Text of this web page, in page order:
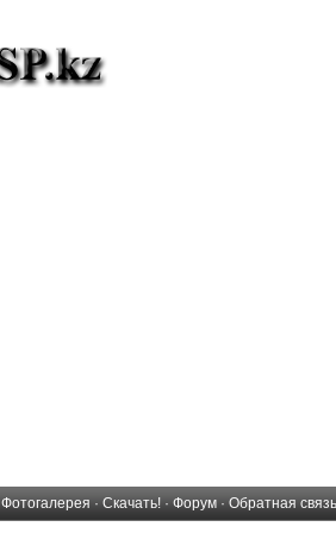
Фотогалерея · Скачать! · Форум · Обратная связь